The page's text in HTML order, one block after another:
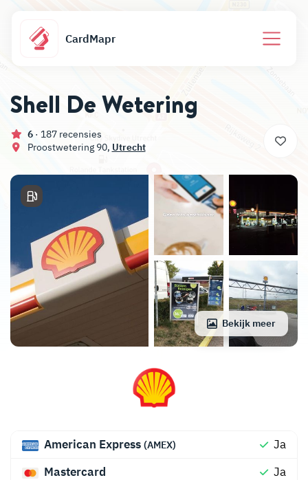
CardMapr
Shell De Wetering
6 · 187 recensies
Proostwetering 90, Utrecht
Bekijk meer
American Express (AMEX)
Ja
Mastercard
Ja